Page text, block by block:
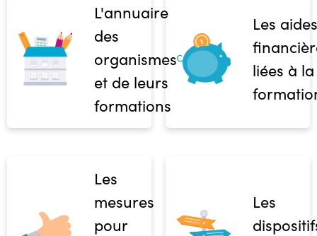
L'annuaire
des
organismes
et de leurs
formations
Les aides
liées à la
Les
mesures
pour
Les